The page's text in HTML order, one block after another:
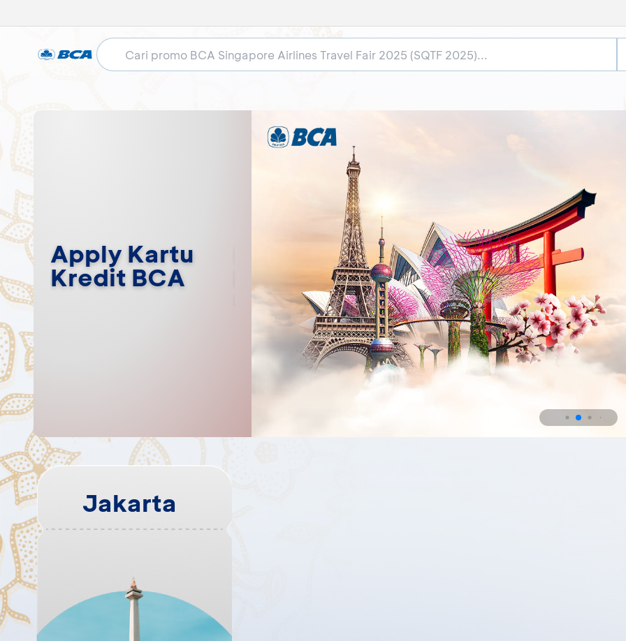
Apply Kartu
Kredit BCA
Request Naik
Limit Kartu
Kredit BCA
BCA Singapore
Airlines Travel
Fair 2025
BCA Singapore Airlines Travel Fair 2025 (SQTF 2025)
Jakarta